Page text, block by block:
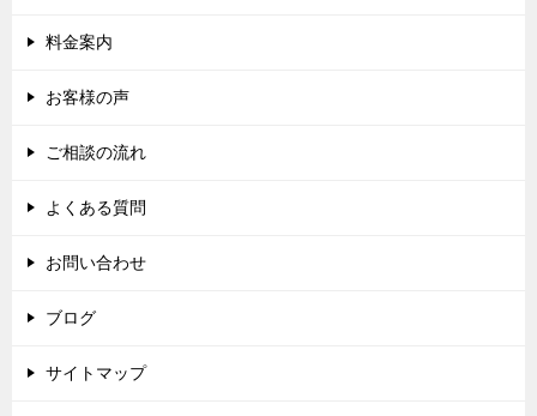
料金案内
お客様の声
ご相談の流れ
よくある質問
お問い合わせ
ブログ
サイトマップ